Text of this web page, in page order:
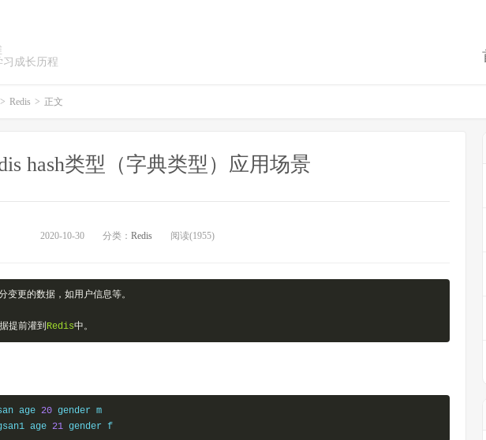
成长历程
> Redis > 正文
hash类型（字典类型）应用场景
2020-10-30 分类： Redis 阅读(1955)
变更的数据，如用户信息等。
提前灌到Redis中。
age 20 gender m
age 21 gender f